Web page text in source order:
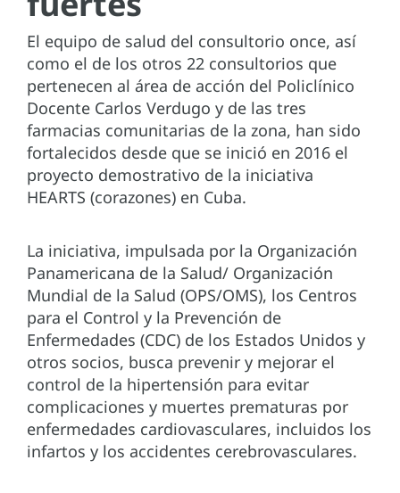
El equipo de salud del consultorio once, así
como el de los otros 22 consultorios que
pertenecen al área de acción del Policlínico
Docente Carlos Verdugo y de las tres
farmacias comunitarias de la zona, han sido
fortalecidos desde que se inició en 2016 el
proyecto demostrativo de la iniciativa
HEARTS (corazones) en Cuba.
La iniciativa, impulsada por la Organización
Panamericana de la Salud/ Organización
Mundial de la Salud (OPS/OMS), los Centros
para el Control y la Prevención de
Enfermedades (CDC) de los Estados Unidos y
otros socios, busca prevenir y mejorar el
control de la hipertensión para evitar
complicaciones y muertes prematuras por
enfermedades cardiovasculares, incluidos los
infartos y los accidentes cerebrovasculares.